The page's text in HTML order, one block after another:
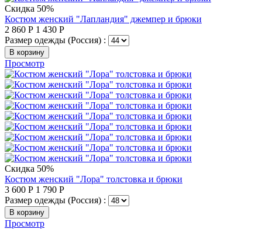
Скидка 50%
Костюм женский "Лапландия" джемпер и брюки
2 860 Р 1 430 Р
Размер одежды (Россия) :
В корзину
Просмотр
Скидка 50%
Костюм женский "Лора" толстовка и брюки
3 600 Р 1 790 Р
Размер одежды (Россия) :
В корзину
Просмотр